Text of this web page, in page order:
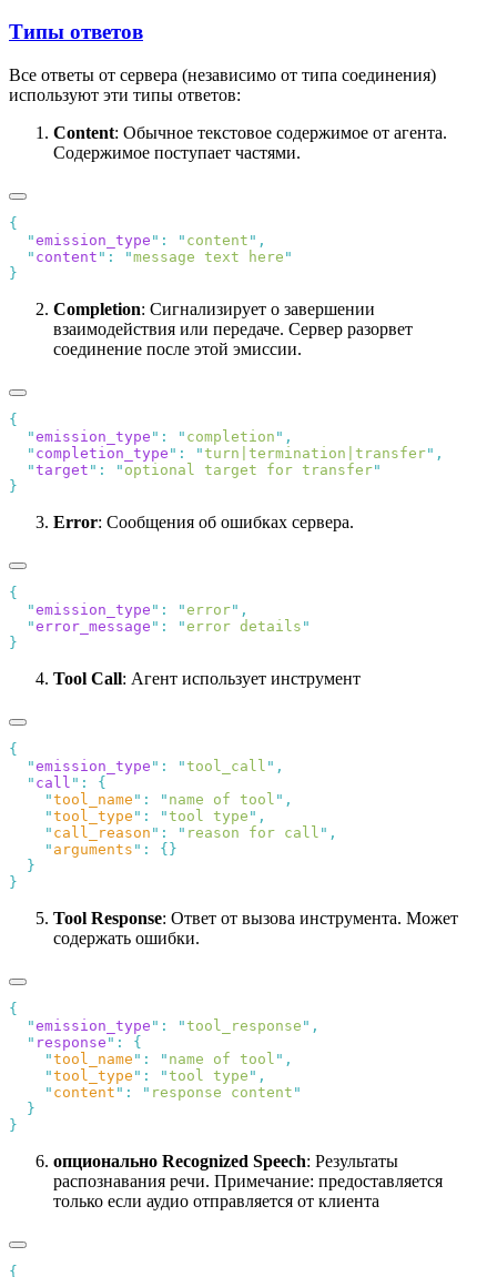
Типы ответов
Все ответы от сервера (независимо от типа соединения)
используют эти типы ответов:
Content: Обычное текстовое содержимое от агента.
Содержимое поступает частями.
  "
emission_type " : " content "
  "
content " : "message text here
Completion: Сигнализирует о завершении
взаимодействия или передаче. Сервер разорвет
соединение после этой эмиссии.
  "
emission_type " : " completion "
  "
completion_type " : "turn|termination|transfer"
  "
target " : " optional target for transfer
Error: Сообщения об ошибках сервера.
  "
emission_type " : "error"
  "
error_message " : "error details
Tool Call: Агент использует инструмент
  "
emission_type " : "tool_call "
  "
call " :
    "
tool_name " : " name of tool "
    "
tool_type " : "tool type "
    "
call_reason " : " reason for call "
    "
arguments " :
Tool Response: Ответ от вызова инструмента. Может
содержать ошибки.
  "
emission_type " : "tool_response "
  "
response " :
    "
tool_name " : " name of tool "
    "
tool_type " : "tool type "
    "
content " : " response content
опционально Recognized Speech: Результаты
распознавания речи. Примечание: предоставляется
только если аудио отправляется от клиента